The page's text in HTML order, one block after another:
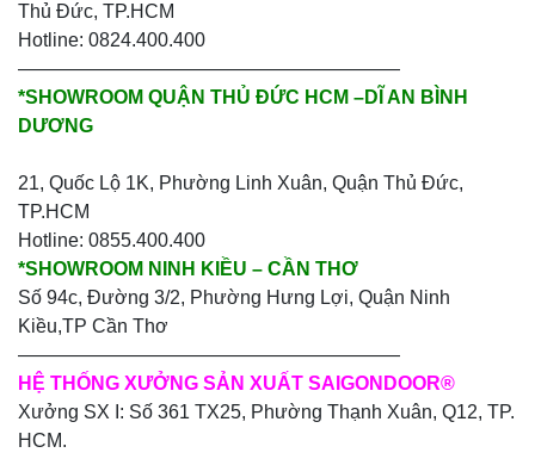
Thủ Đức, TP.HCM
Hotline: 0824.400.400
————————————————————
*SHOWROOM QUẬN THỦ ĐỨC HCM –DĨ AN BÌNH
DƯƠNG
21, Quốc Lộ 1K, Phường Linh Xuân, Quận Thủ Đức,
TP.HCM
Hotline: 0855.400.400
*SHOWROOM NINH KIỀU – CẦN THƠ
Số 94c, Đường 3/2, Phường Hưng Lợi, Quận Ninh
Kiều,TP Cần Thơ
————————————————————
HỆ THỐNG XƯỞNG SẢN XUẤT SAIGONDOOR®
Xưởng SX I: Số 361 TX25, Phường Thạnh Xuân, Q12, TP.
HCM.